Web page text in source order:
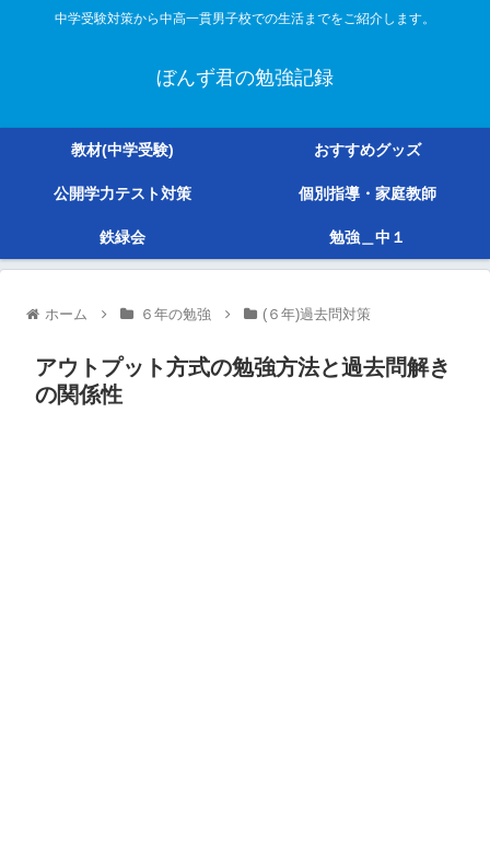
中学受験対策から中高一貫男子校での生活までをご紹介します。
ぼんず君の勉強記録
教材(中学受験) おすすめグッズ
公開学力テスト対策 個別指導・家庭教師
鉄緑会 勉強＿中１
ホーム ６年の勉強 (６年)過去問対策
アウトプット方式の勉強方法と過去問解き
の関係性